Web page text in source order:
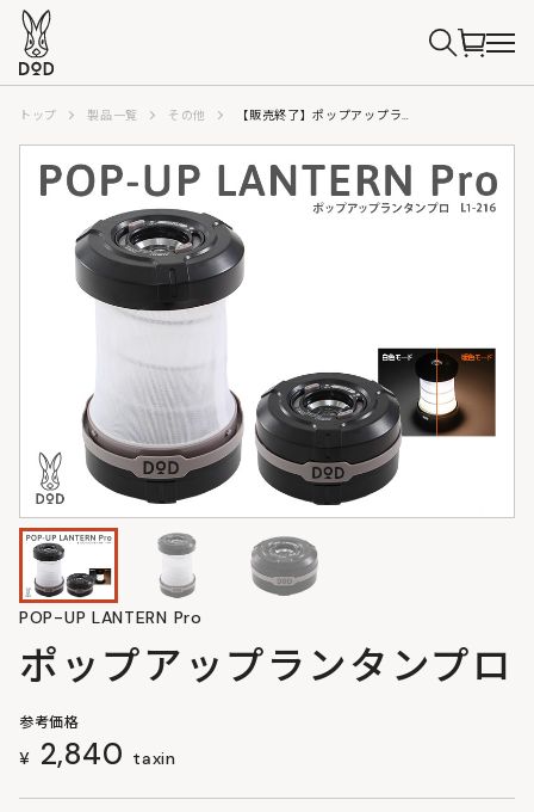
トップ 製品一覧 その他 【販売終了】ポップアップランタンプロ L1-216
POP-UP LANTERN Pro
ポップアップランタンプロ
参考価格
¥ 2,840 taxin